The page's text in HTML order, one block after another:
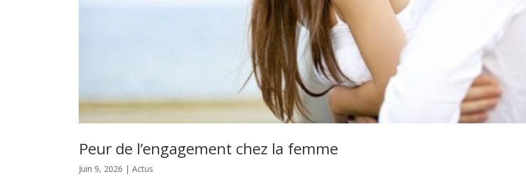
Peur de l’engagement chez la femme
Juin 9, 2026 |Actus